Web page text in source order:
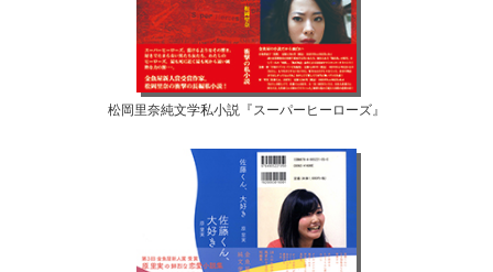
松岡里奈純文学私小説『スーパーヒーローズ』